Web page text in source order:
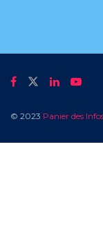
© 2023 Panier des